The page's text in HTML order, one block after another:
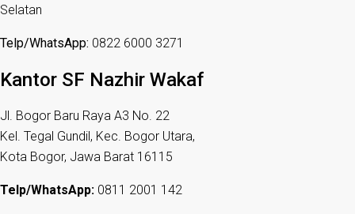
Selatan
Telp/WhatsApp: 0822 6000 3271
Kantor SF Nazhir Wakaf
Jl. Bogor Baru Raya A3 No. 22
Kel. Tegal Gundil, Kec. Bogor Utara,
Kota Bogor, Jawa Barat 16115
Telp/WhatsApp: 0811 2001 142